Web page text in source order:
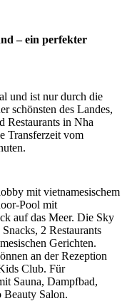
– ein perfekter
und ist nur durch die
schönsten des Landes,
Restaurants in Nha
Transferzeit vom
mit vietnamesischem
Pool mit
auf das Meer. Die Sky
2 Restaurants
Gerichten.
an der Rezeption
Club. Für
Sauna, Dampfbad,
Beauty Salon.